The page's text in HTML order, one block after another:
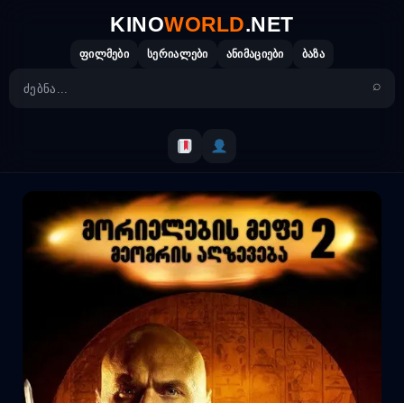
KINOWORLD.NET
ფილმები სერიალები ანიმაციები ბაზა